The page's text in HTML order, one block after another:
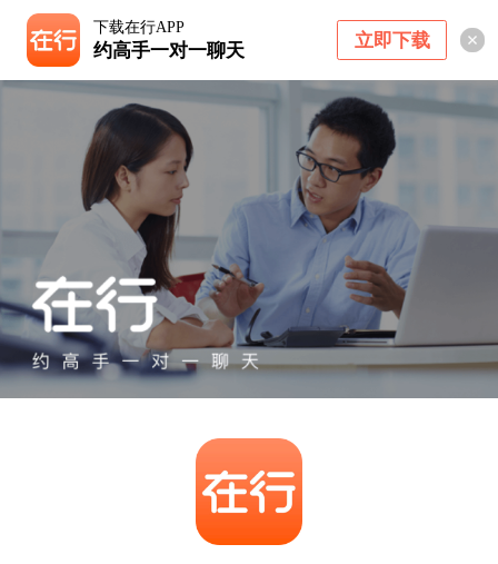
下载在行APP
约高手一对一聊天 立即下载